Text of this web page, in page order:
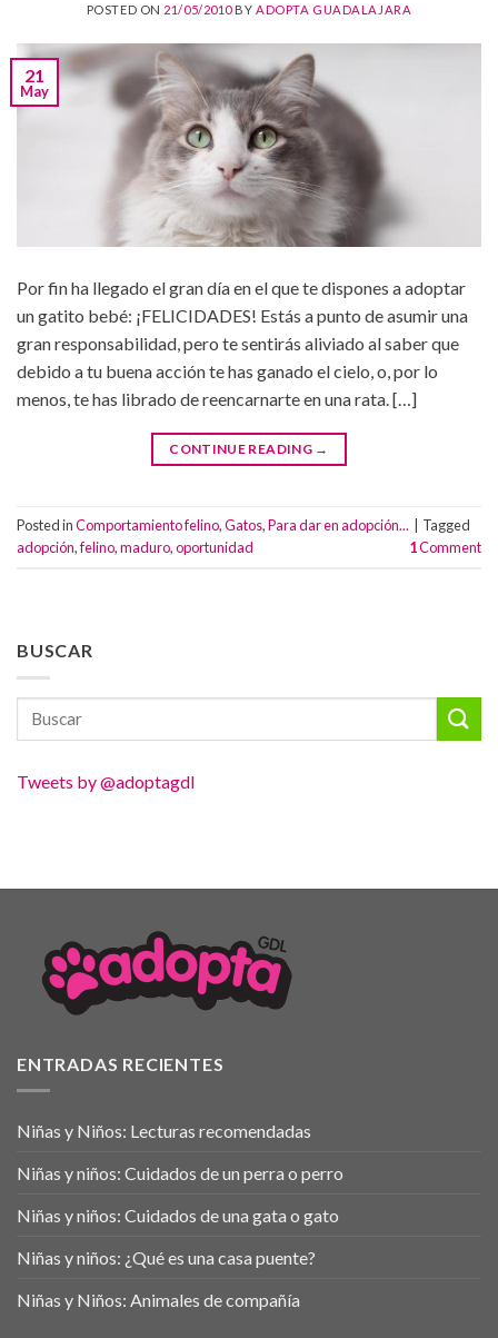
POSTED ON 21/05/2010BYADOPTA GUADALAJARA
21
May
Por fin ha llegado el gran día en el que te dispones a adoptar
un gatito bebé: ¡FELICIDADES! Estás a punto de asumir una
gran responsabilidad, pero te sentirás aliviado al saber que
debido a tu buena acción te has ganado el cielo, o, por lo
menos, te has librado de reencarnarte en una rata. […]
CONTINUE READING →
Posted inComportamiento felino,Gatos,Para dar en adopción...
Tagged
adopción,felino,maduro,oportunidad 1Comment
BUSCAR
Tweets by @adoptagdl
ENTRADAS RECIENTES
Niñas y Niños: Lecturas recomendadas
Niñas y niños: Cuidados de un perra o perro
Niñas y niños: Cuidados de una gata o gato
Niñas y niños: ¿Qué es una casa puente?
Niñas y Niños: Animales de compañía